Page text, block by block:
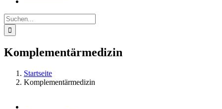
Suche
nach:
Komplementärmedizin
Startseite
Komplementärmedizin